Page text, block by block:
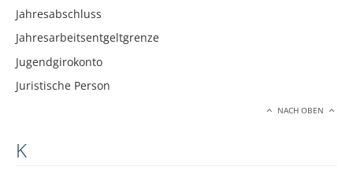
Jahresabschluss
Jahresarbeitsentgeltgrenze
Jugendgirokonto
Juristische Person
NACH OBEN
K